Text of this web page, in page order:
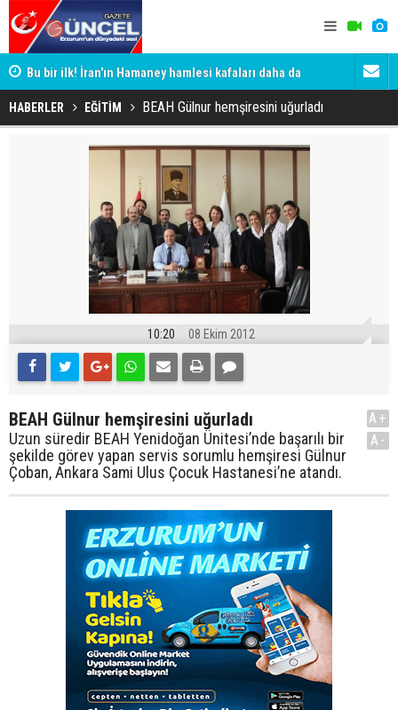
Bu bir ilk! İran'ın Hamaney hamlesi kafaları daha da
karıştırdı
HABERLER EĞİTİM BEAH Gülnur hemşiresini uğurladı
10:20 08 Ekim 2012
BEAH Gülnur hemşiresini uğurladı
Uzun süredir BEAH Yenidoğan Ünitesi’nde başarılı bir
şekilde görev yapan servis sorumlu hemşiresi Gülnur
Çoban, Ankara Sami Ulus Çocuk Hastanesi’ne atandı.
A+
A-